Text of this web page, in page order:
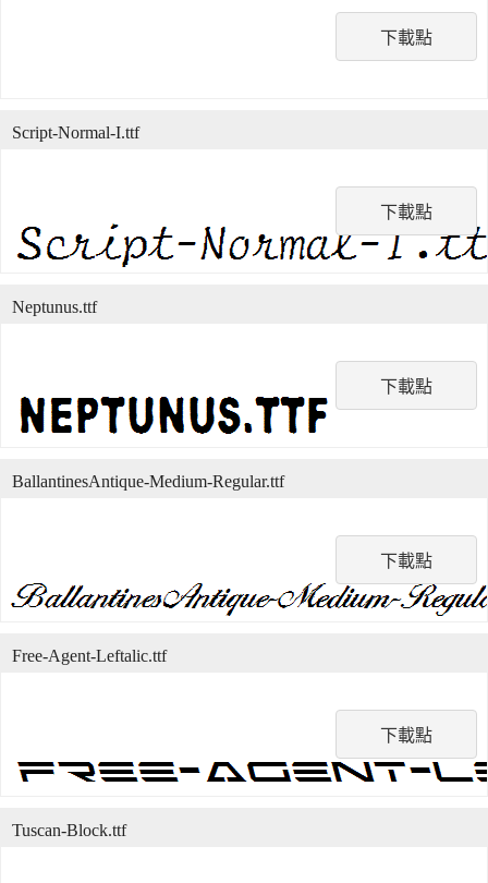
下載點
下載點
Script-Normal-I.ttf
下載點
Neptunus.ttf
下載點
BallantinesAntique-Medium-Regular.ttf
下載點
Free-Agent-Leftalic.ttf
Tuscan-Block.ttf